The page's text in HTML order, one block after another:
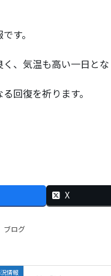
す。
、気温も高い一日とな
回復を祈ります。
X
ブログ
情報